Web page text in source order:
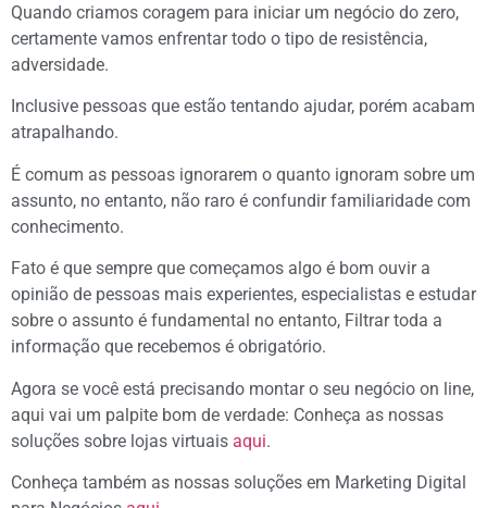
Quando criamos coragem para iniciar um negócio do zero,
certamente vamos enfrentar todo o tipo de resistência,
adversidade.
Inclusive pessoas que estão tentando ajudar, porém acabam
atrapalhando.
É comum as pessoas ignorarem o quanto ignoram sobre um
assunto, no entanto, não raro é confundir familiaridade com
conhecimento.
Fato é que sempre que começamos algo é bom ouvir a
opinião de pessoas mais experientes, especialistas e estudar
sobre o assunto é fundamental no entanto, Filtrar toda a
informação que recebemos é obrigatório.
Agora se você está precisando montar o seu negócio on line,
aqui vai um palpite bom de verdade: Conheça as nossas
soluções sobre lojas virtuais aqui.
Conheça também as nossas soluções em Marketing Digital